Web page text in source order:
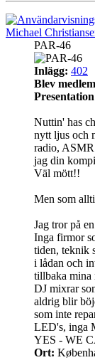
Michael
PAR-46
Inlägg: 402
Blev
Nuttin' has
nytt ljus och
radio,
jag din
Väl mött!!
Men som
Jag tror på
Inga firmor
tiden, teknik
i lådan och
tillbaka mina
DJ mixrar
aldrig blir
som inte
LED's, inga
YES - WE
Ort: